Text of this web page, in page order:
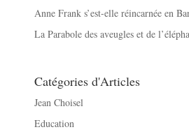
Anne Frank s’est-elle réincarnée en
La Parabole des aveugles et de
Catégories d'Articles
Jean Choisel
Education